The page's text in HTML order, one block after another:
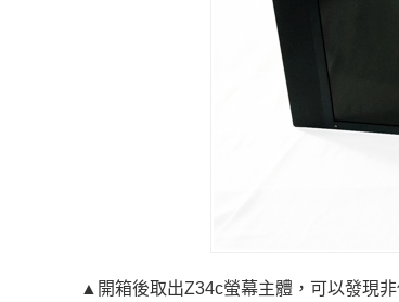
▲開箱後取出Z34c螢幕主體，可以發現